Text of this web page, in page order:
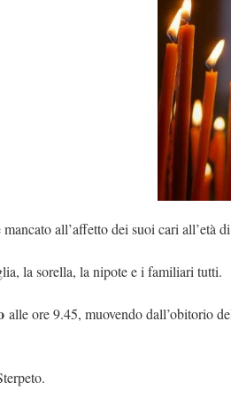
all’affetto dei suoi cari all’età
la sorella, la nipote e i familiari tutti.
alle ore 9.45, muovendo dall’obitorio